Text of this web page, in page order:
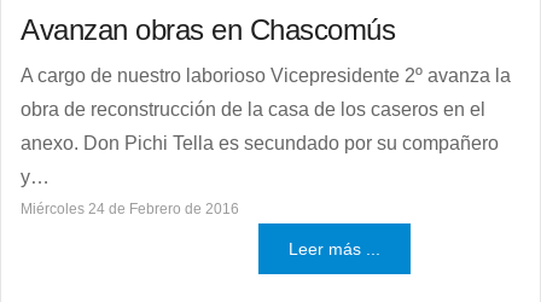
Avanzan obras en Chascomús
A cargo de nuestro laborioso Vicepresidente 2º avanza la
obra de reconstrucción de la casa de los caseros en el
anexo. Don Pichi Tella es secundado por su compañero
y…
Miércoles 24 de Febrero de 2016
Leer más ...